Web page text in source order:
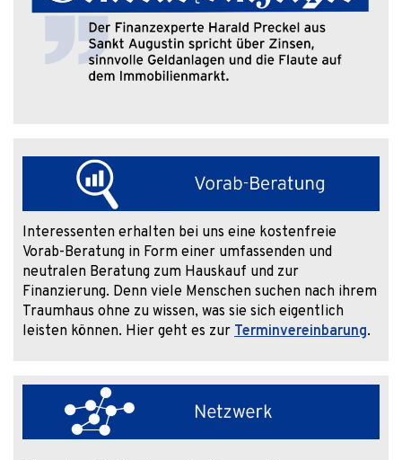
Interessenten erhalten bei uns eine kostenfreie
Vorab-Beratung in Form einer umfassenden und
neutralen Beratung zum Hauskauf und zur
Finanzierung. Denn viele Menschen suchen nach ihrem
Traumhaus ohne zu wissen, was sie sich eigentlich
leisten können. Hier geht es zur Terminvereinbarung.